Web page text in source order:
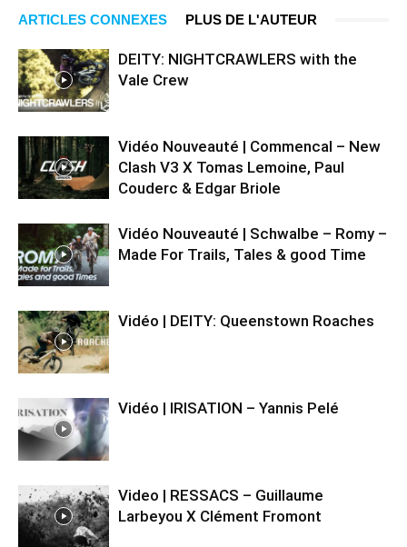
ARTICLES CONNEXES PLUS DE L'AUTEUR
DEITY: NIGHTCRAWLERS with the
Vale Crew
Vidéo Nouveauté | Commencal – New
Clash V3 X Tomas Lemoine, Paul
Couderc & Edgar Briole
Vidéo Nouveauté | Schwalbe – Romy –
Made For Trails, Tales & good Time
Vidéo | DEITY: Queenstown Roaches
Vidéo | IRISATION – Yannis Pelé
Video | RESSACS – Guillaume
Larbeyou X Clément Fromont